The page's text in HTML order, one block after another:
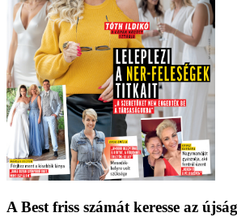
A Best friss számát keresse az